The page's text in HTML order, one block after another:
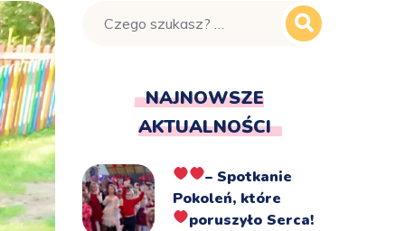
NAJNOWSZE
AKTUALNOŚCI
– Spotkanie
Pokoleń, które
poruszyło Serca!